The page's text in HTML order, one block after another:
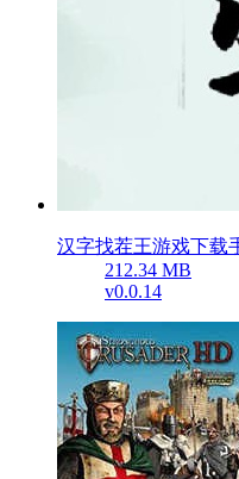
汉字找茬王游戏下载
212.34 MB
v0.0.14